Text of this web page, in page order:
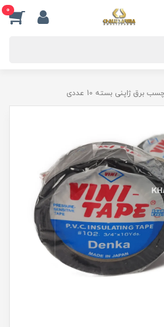
0
برق ژاپنی بسته 10 عددی